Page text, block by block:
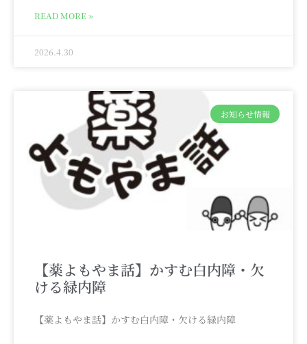
READ MORE »
2026.4.30
お知らせ情報
【薬よもやま話】かすむ白内障・欠
ける緑内障
【薬よもやま話】かすむ白内障・欠ける緑内障